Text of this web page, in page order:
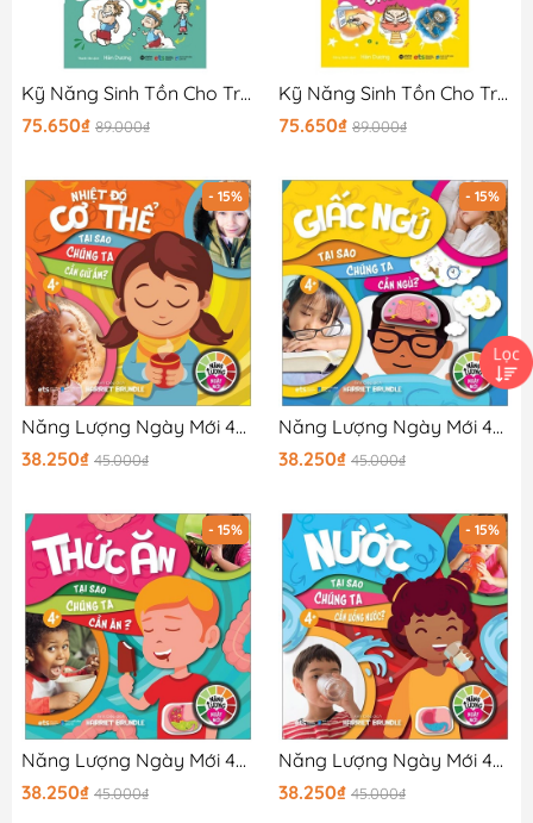
Kỹ Năng Sinh Tồn Cho Trẻ - Sống Khỏe Ư (Tập 1)
75.650₫ 89.000₫
Kỹ Năng Sinh Tồn Cho Trẻ - Trong Nhà Chưa Chắc Đã An Toàn Đâu Nhé
75.650₫ 89.000₫
- 15%
Năng Lượng Ngày Mới 4+ - Nhiệt Độ Cơ Thể
38.250₫ 45.000₫
- 15%
Năng Lượng Ngày Mới 4+ - Giấc Ngủ
38.250₫ 45.000₫
- 15%
Năng Lượng Ngày Mới 4+ - Thức Ăn
38.250₫ 45.000₫
- 15%
Năng Lượng Ngày Mới 4+ - Nước
38.250₫ 45.000₫